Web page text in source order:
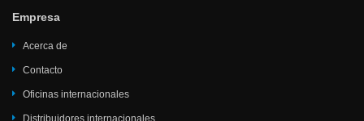
Empresa
Acerca de
Contacto
Oficinas internacionales
Distribuidores internacionales